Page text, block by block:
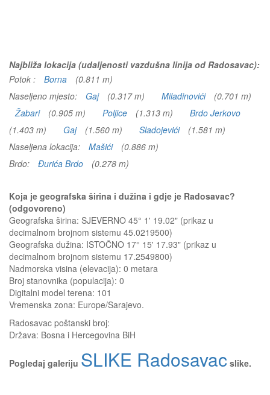
Najbliža lokacija (udaljenosti vazdušna linija od Radosavac):
Potok :
Borna
(0.811 m)
Naseljeno mjesto:
Gaj (0.317 m) Miladinovići
(0.701 m)
Žabari
(0.905 m) Poljice (1.313 m)
Brdo Jerkovo
(1.403 m)
Gaj (1.560 m) Sladojevići
(1.581 m)
Naseljena lokacija:
Mašići
(0.886 m)
Brdo:
Đurića Brdo (0.278 m)
Koja je geografska širina i dužina i gdje je Radosavac?
(odgovoreno)
Geografska širina: SJEVERNO 45° 1' 19.02" (prikaz u
decimalnom brojnom sistemu 45.0219500)
Geografska dužina: ISTOČNO 17° 15' 17.93" (prikaz u
decimalnom brojnom sistemu 17.2549800)
Nadmorska visina (elevacija): 0 metara
Broj stanovnika (populacija): 0
Digitalni model terena: 101
Vremenska zona: Europe/Sarajevo.
Radosavac poštanski broj:
Država: Bosna i Hercegovina BiH
Pogledaj galeriju SLIKE Radosavac slike.